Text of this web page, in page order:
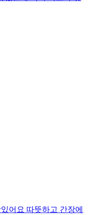
어요 따뜻하고 간장에